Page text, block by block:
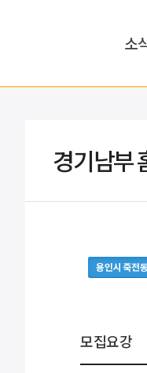
소
경기남부
용인시 죽전
모집요강